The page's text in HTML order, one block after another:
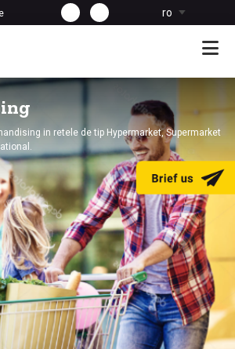
ro
DETALII
in retele de tip Hypermarket, Supermarket